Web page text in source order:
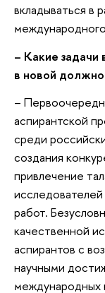
вкладываться в
– Какие задачи
в новой
–
аспирантской
среди
создания
привлечение
работ.
качественной
аспирантов с
научными
международных